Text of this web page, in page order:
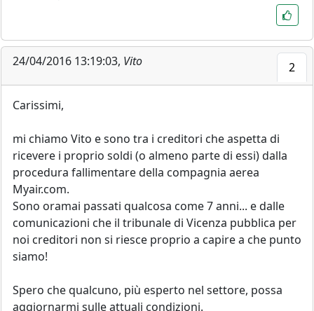
24/04/2016 13:19:03, Vito 2
Carissimi,
mi chiamo Vito e sono tra i creditori che aspetta di
ricevere i proprio soldi (o almeno parte di essi) dalla
procedura fallimentare della compagnia aerea
Myair.com.
Sono oramai passati qualcosa come 7 anni... e dalle
comunicazioni che il tribunale di Vicenza pubblica per
noi creditori non si riesce proprio a capire a che punto
siamo!
Spero che qualcuno, più esperto nel settore, possa
aggiornarmi sulle attuali condizioni.